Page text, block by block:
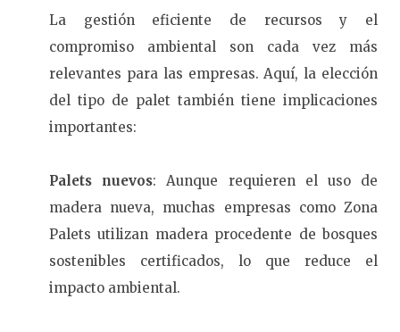
La gestión eficiente de recursos y el
compromiso ambiental son cada vez más
relevantes para las empresas. Aquí, la elección
del tipo de palet también tiene implicaciones
importantes:
Palets nuevos: Aunque requieren el uso de
madera nueva, muchas empresas como Zona
Palets utilizan madera procedente de bosques
sostenibles certificados, lo que reduce el
impacto ambiental.